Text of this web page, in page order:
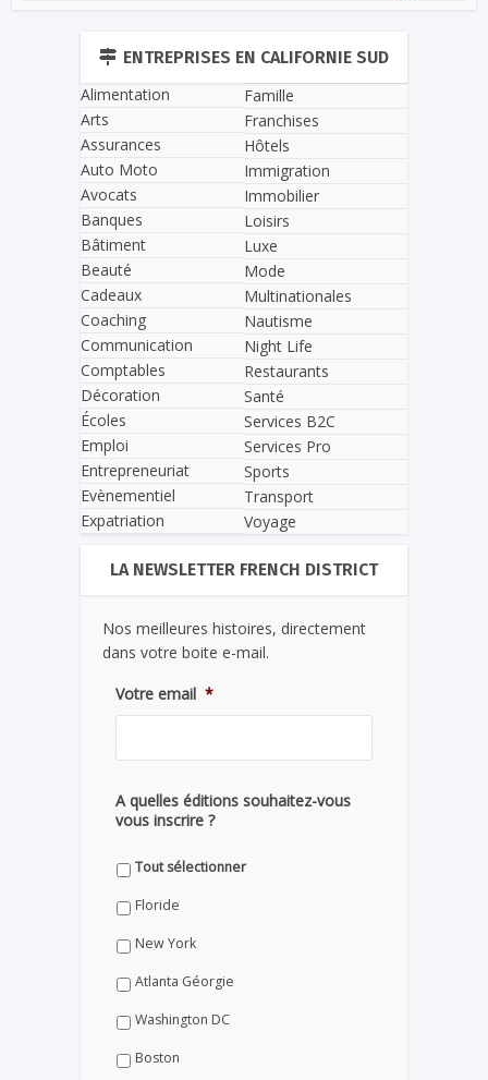
ENTREPRISES EN CALIFORNIE SUD
Alimentation
Arts
Assurances
Auto Moto
Avocats
Banques
Bâtiment
Beauté
Cadeaux
Coaching
Communication
Comptables
Décoration
Écoles
Emploi
Entrepreneuriat
Evènementiel
Expatriation
Famille
Franchises
Hôtels
Immigration
Immobilier
Loisirs
Luxe
Mode
Multinationales
Nautisme
Night Life
Restaurants
Santé
Services B2C
Services Pro
Sports
Transport
Voyage
LA NEWSLETTER FRENCH DISTRICT
Nos meilleures histoires, directement
dans votre boite e-mail.
Votre email *
A quelles éditions souhaitez-vous
vous inscrire ?
Tout sélectionner
Floride
New York
Atlanta Géorgie
Washington DC
Boston